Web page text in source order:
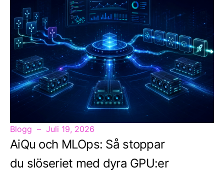
Blogg Juli 19, 2026
AiQu och MLOps: Så stoppar
du slöseriet med dyra GPU:er